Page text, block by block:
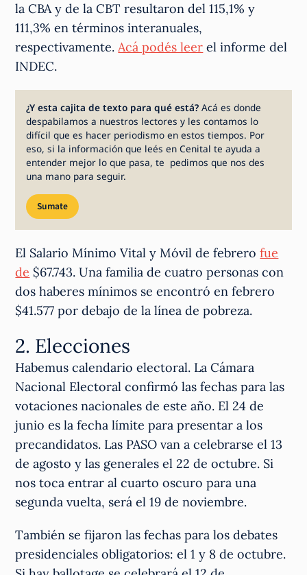
la CBA y de la CBT resultaron del 115,1% y
111,3% en términos interanuales,
respectivamente.Acá podés leer el informe del
INDEC.
¿Y esta cajita de texto para qué está?Acá es donde
despabilamos a nuestros lectores y les contamos lo
difícil que es hacer periodismo en estos tiempos. Por
eso, si la información que leés en Cenital te ayuda a
entender mejor lo que pasa, te pedimos que nos des
una mano para seguir.
Sumate
El Salario Mínimo Vital y Móvil de febrerofue
de $67.743. Una familia de cuatro personas con
dos haberes mínimos se encontró en febrero
$41.577 por debajo de la línea de pobreza.
2. Elecciones
Habemus calendario electoral. La Cámara
Nacional Electoral confirmó las fechas para las
votaciones nacionales de este año. El 24 de
junio es la fecha límite para presentar a los
precandidatos. Las PASO van a celebrarse el 13
de agosto y las generales el 22 de octubre. Si
nos toca entrar al cuarto oscuro para una
segunda vuelta, será el 19 de noviembre.
También se fijaron las fechas para los debates
presidenciales obligatorios: el 1 y 8 de octubre.